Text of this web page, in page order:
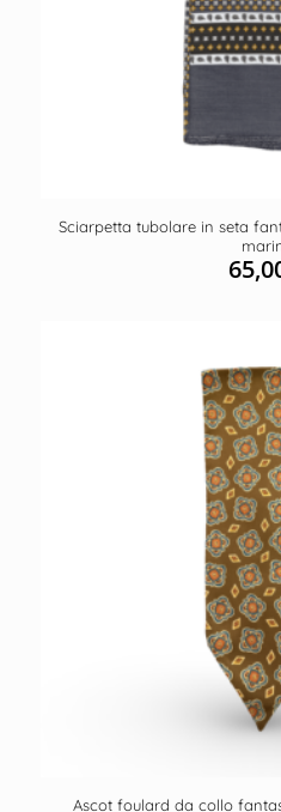
Sciarpetta tubolare in seta
Ascot foulard da collo